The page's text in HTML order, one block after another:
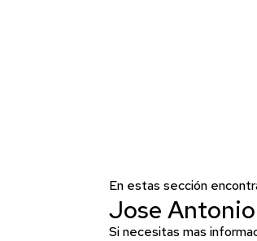
En estas sección
Jose
Si necesitas mas